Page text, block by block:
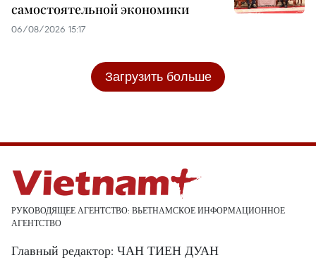
самостоятельной экономики
06/08/2026 15:17
Загрузить больше
РУКОВОДЯЩЕЕ АГЕНТСТВО: ВЬЕТНАМСКОЕ ИНФОРМАЦИОННОЕ
АГЕНТСТВО
Главный редактор: ЧАН ТИЕН ДУАН